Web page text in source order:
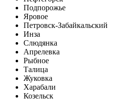
Подпорожье
Яровое
Петровск-Забайкальский
Инза
Слюдянка
Апрелевка
Рыбное
Талица
Жуковка
Харабали
Козельск